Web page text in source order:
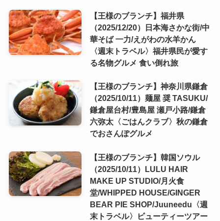
【王様のブランチ】福井県
（2025/12/20）日本海さかな街/中
華そば 一力/えがわの水羊かん
〈週末トラベル〉福井県民が愛す
る名物グルメ 食い倒れ旅
【王様のブランチ】神奈川県鎌倉
（2025/10/11）麺屋 奨 TASUKU/
鎌倉屋台村/豊島屋 瀬戸小路/鎌倉
六弥太〈ごはんクラブ〉秋の鎌倉
でおさんぽグルメ
【王様のブランチ】韓国ソウル
（2025/10/11）LULU HAIR
MAKE UP STUDIO/月火食
堂/WHIPPED HOUSE/GINGER
BEAR PIE SHOP/Juuneedu〈週
末トラベル〉ビューティーツアー